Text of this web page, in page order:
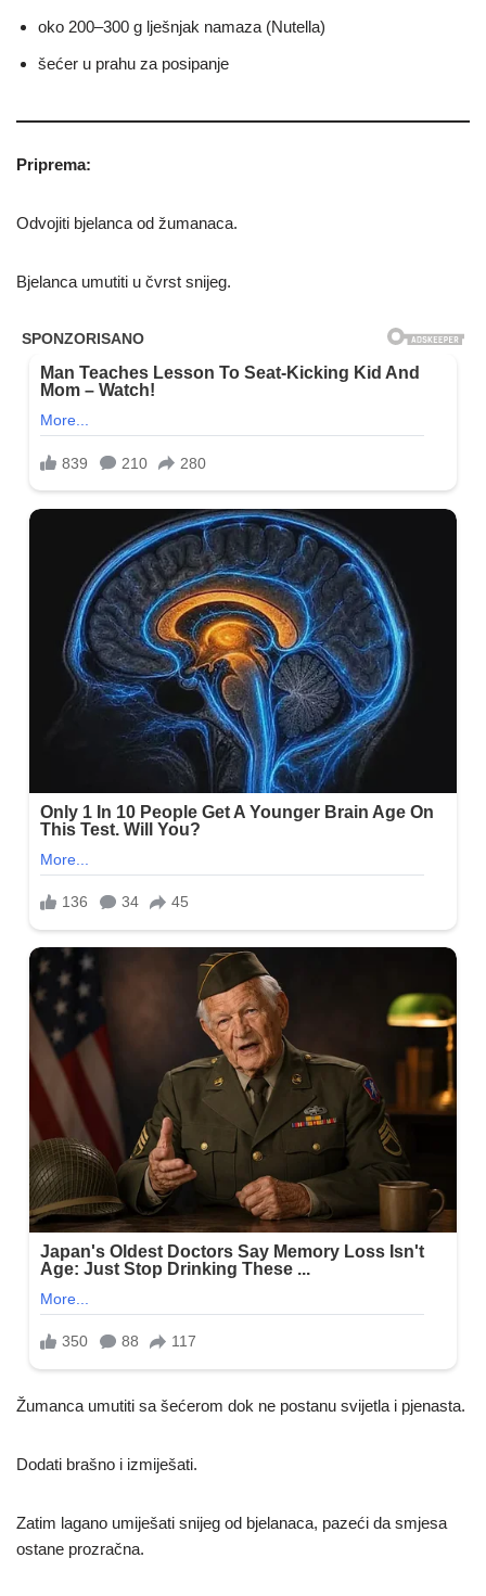
oko 200–300 g lješnjak namaza (Nutella)
šećer u prahu za posipanje
Priprema:
Odvojiti bjelanca od žumanaca.
Bjelanca umutiti u čvrst snijeg.
Žumanca umutiti sa šećerom dok ne postanu svijetla i pjenasta.
Dodati brašno i izmiješati.
Zatim lagano umiješati snijeg od bjelanaca, pazeći da smjesa
ostane prozračna.